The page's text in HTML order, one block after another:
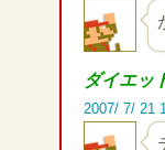
ダイエッ
2007/ 7/ 21